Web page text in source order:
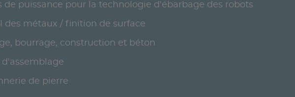
de puissance pour la technologie d'ébarbage des robots
des métaux / finition de surface
bourrage, construction et béton
d'assemblage
de pierre